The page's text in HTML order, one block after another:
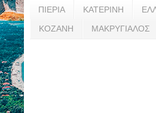
ΠΙΕΡΙΑ ΚΑΤΕΡΙΝΗ
ΚΟΖΑΝΗ ΜΑΚΡΥΓΙΑΛΟΣ